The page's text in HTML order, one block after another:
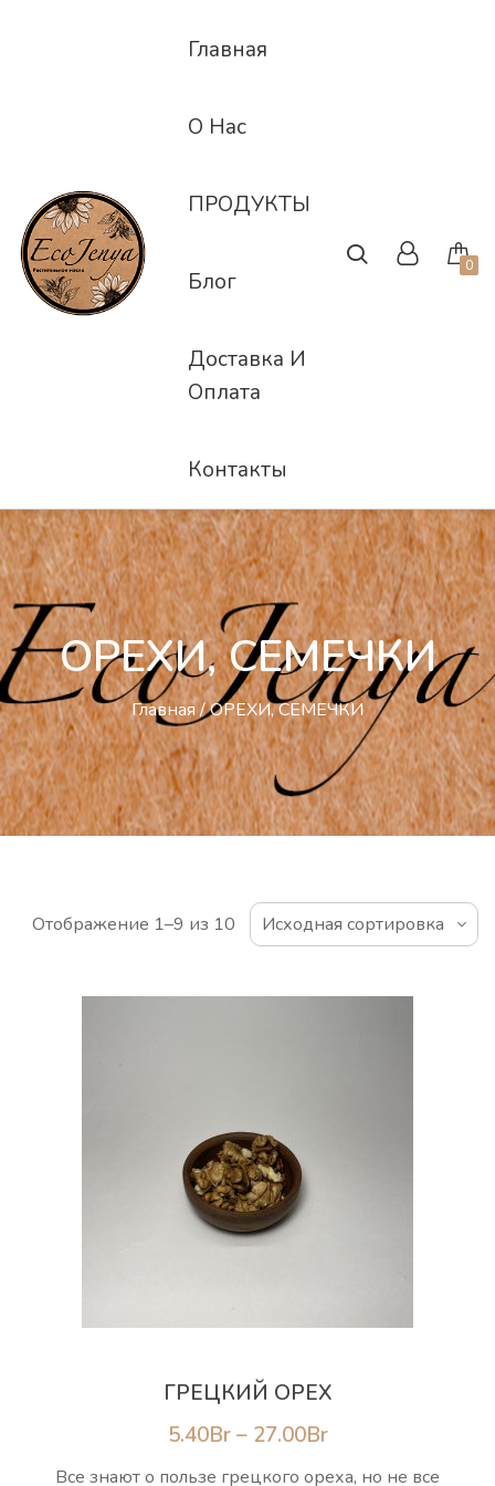
Главная
О Нас
ПРОДУКТЫ
Блог
Доставка И
Оплата
Контакты
0
ОРЕХИ, СЕМЕЧКИ
Главная/ ОРЕХИ, СЕМЕЧКИ
Отображение 1–9 из 10
ГРЕЦКИЙ ОРЕХ
5.40Br – 27.00BrДиапазон
цен:
Все знают о пользе грецкого ореха, но не все